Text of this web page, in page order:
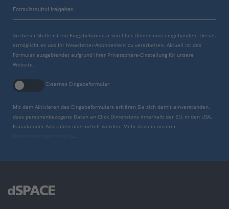
Formularaufruf freigeben
An dieser Stelle ist ein Eingabeformular von Click Dimensions eingebunden. Dieses
ermöglicht es uns Ihr Newsletter-Abonnement zu verarbeiten. Aktuell ist das
Formular ausgeblendet aufgrund Ihrer Privatsphäre-Einstellung für unsere
Website.
Externes Eingabeformular
Mit dem Aktivieren des Eingabeformulars erklären Sie sich damit einverstanden,
dass personenbezogene Daten an Click Dimensions innerhalb der EU, in den USA,
Kanada oder Australien übermittelt werden. Mehr dazu in unserer